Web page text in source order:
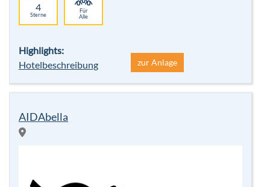
4
Sterne
Für
Alle
Highlights:
Hotelbeschreibung
zur Anlage
AIDAbella